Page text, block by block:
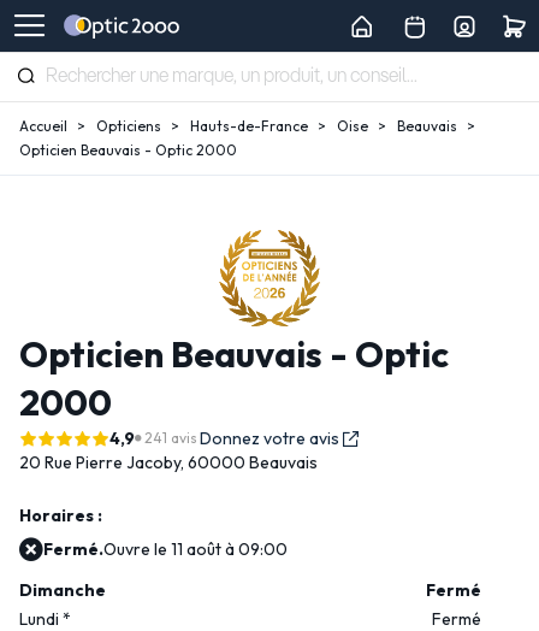
Accueil Opticiens Hauts-de-France Oise
Beauvais
Opticien Beauvais - Optic 2000
Opticien Beauvais - Optic
2000
4,9 241 avis Donnez votre avis
20 Rue Pierre Jacoby, 60000 Beauvais
Horaires :
Fermé.Ouvre le 11 août à 09:00
Dimanche
Fermé
Lundi *
Fermé